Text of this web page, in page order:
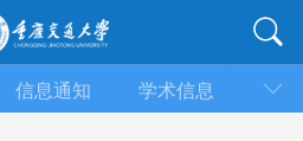
信息通知 学术信息 招